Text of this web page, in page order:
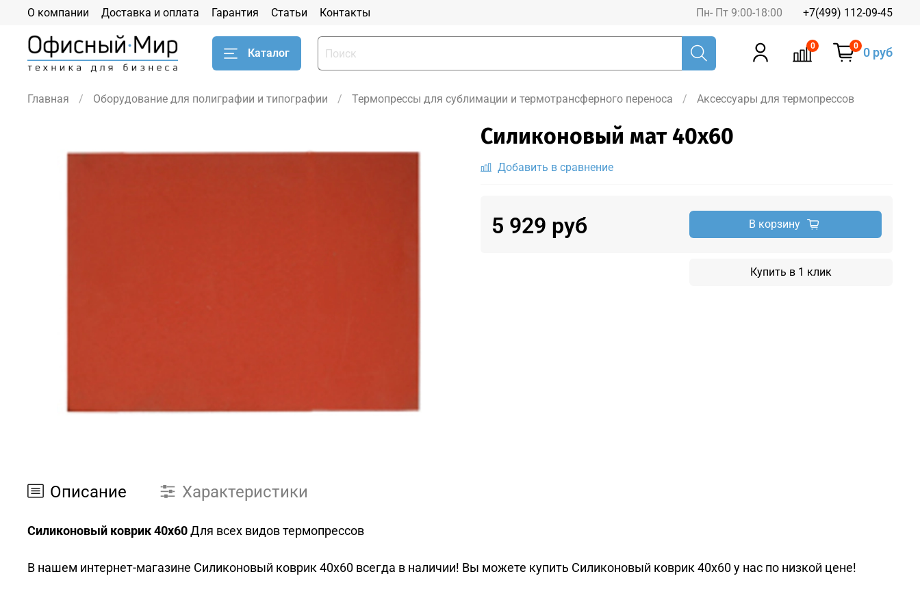
О компании Доставка и оплата Гарантия Статьи Контакты Пн- Пт 9:00-18:00 +7(499) 112-09-45
Каталог
0 0 0 руб
Главная Оборудование для полиграфии и типографии Термопрессы для сублимации и термотрансферного переноса Аксессуары для термопрессов
Силиконовый мат 40х60
Добавить в сравнение
5 929 руб В корзину
Купить в 1 клик
Описание Характеристики
Силиконовый коврик 40х60Для всех видов термопрессов
В нашем интернет-магазине Силиконовый коврик 40х60 всегда в наличии! Вы можете купить Силиконовый коврик 40х60 у нас по низкой цене!